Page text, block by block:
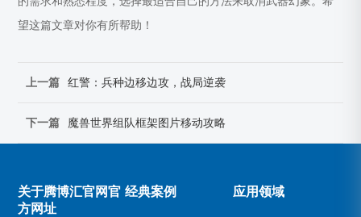
望这篇文章对你有所帮助！
上一篇 红警：兵种边移边攻，战局逆袭
下一篇 魔兽世界组队框架图片移动攻略
关于腾博汇官网官
方网址
经典案例 应用领域